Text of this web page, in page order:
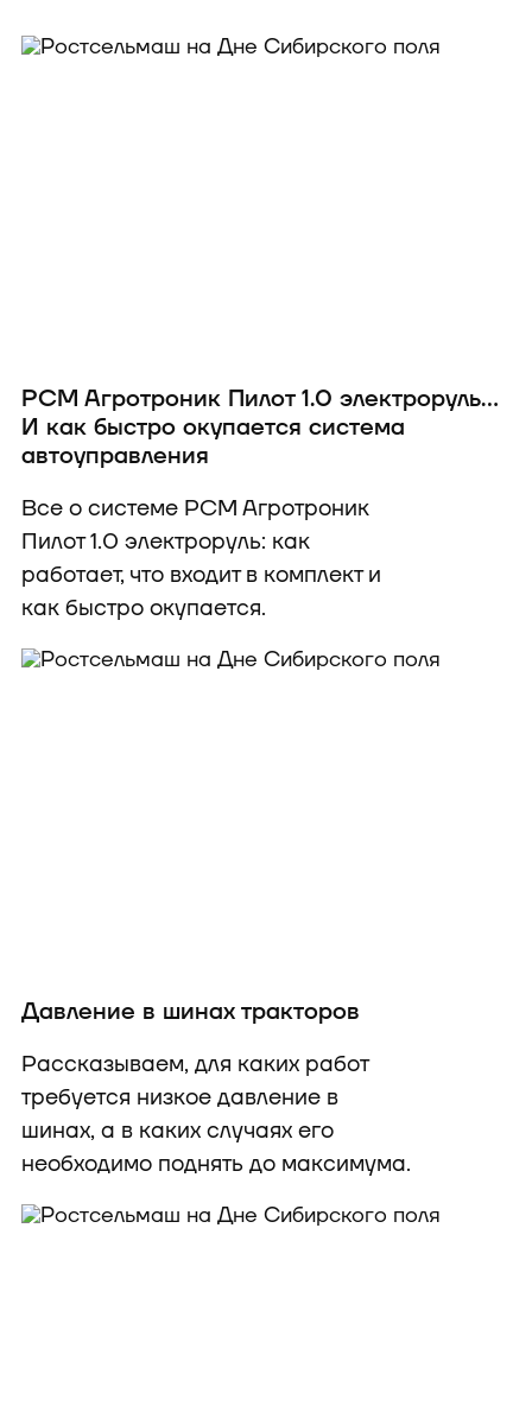
РСМ Агротроник Пилот 1.0 электроруль…
И как быстро окупается система
автоуправления
Все о системе РСМ Агротроник
Пилот 1.0 электроруль: как
работает, что входит в комплект и
как быстро окупается.
Давление в шинах тракторов
Рассказываем, для каких работ
требуется низкое давление в
шинах, а в каких случаях его
необходимо поднять до максимума.